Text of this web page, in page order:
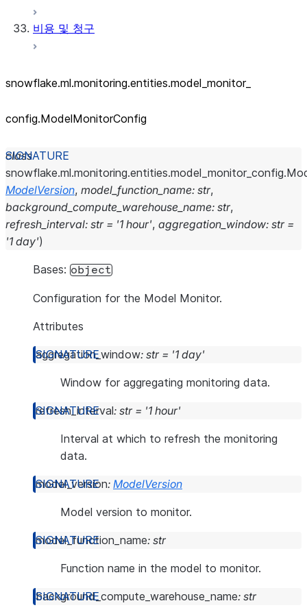
비용 및 청구
snowflake.ml.monitoring.entities.model_ monitor_
config.ModelMonitorConfig
class
snowflake.ml.monitoring.entities.model_monitor_config.
ModelVersion, model_function_name: str,
background_compute_warehouse_name: str,
refresh_interval: str = '1 hour', aggregation_window: str =
'1 day')
Bases: object
Configuration for the Model Monitor.
Attributes
aggregation_window: str = '1 day'
Window for aggregating monitoring data.
refresh_interval: str = '1 hour'
Interval at which to refresh the monitoring
data.
model_version: ModelVersion
Model version to monitor.
model_function_name: str
Function name in the model to monitor.
background_compute_warehouse_name: str